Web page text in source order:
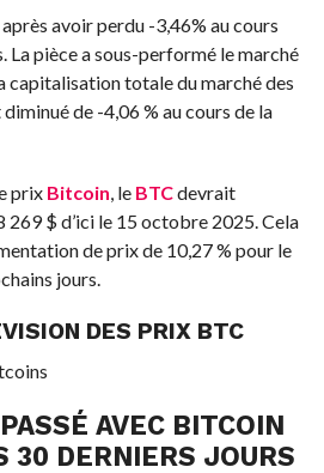
avoir perdu -3,46% au cours
La pièce a sous-performé le marché
capitalisation totale du marché des
de -4,06 % au cours de la
prix Bitcoin, le BTCdevrait
$ d’ici le 15 octobre 2025. Cela
de prix de 10,27 % pour le
jours.
DES PRIX BTC
AVEC BITCOIN
30 DERNIERS JOURS